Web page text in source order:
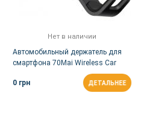
Нет в наличии
Автомобильный держатель для
смартфона 70Mai Wireless Car
Charger PB01 Black 10W
0 грн
ДЕТАЛЬНЕЕ